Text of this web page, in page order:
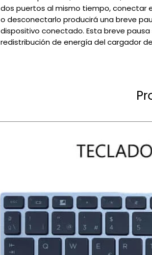
dos puertos al mismo tiempo, conectar
o desconectarlo producirá una breve
dispositivo conectado. Esta breve
redistribución de energía del cargador